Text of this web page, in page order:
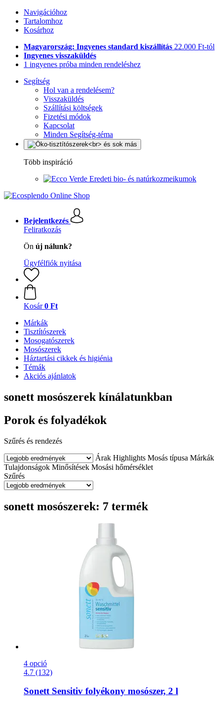
Navigációhoz
Tartalomhoz
Kosárhoz
Magyarország: Ingyenes standard kiszállítás 22.000 Ft-tól
Ingyenes visszaküldés
1 ingyenes próba minden rendeléshez
Segítség
Hol van a rendelésem?
Visszaküldés
Szállítási költségek
Fizetési módok
Kapcsolat
Minden Segítség-téma
Több inspiráció
Eredeti bio- és natúrkozmeikumok
Bejelentkezés
Feliratkozás
Ön új nálunk?
Ügyfélfiók nyitása
Kosár 0 Ft
Márkák
Tisztítószerek
Mosogatószerek
Mosószerek
Háztartási cikkek és higiénia
Témák
Akciós ajánlatok
sonett mosószerek kínálatunkban
Porok és folyadékok
Szűrés és rendezés
Árak Highlights Mosás típusa Márkák
Tulajdonságok Minősítések Mosási hőmérséklet
Szűrés
sonett mosószerek: 7 termék
4 opció
4.7 (132)
SonettSensitiv folyékony mosószer, 2 l